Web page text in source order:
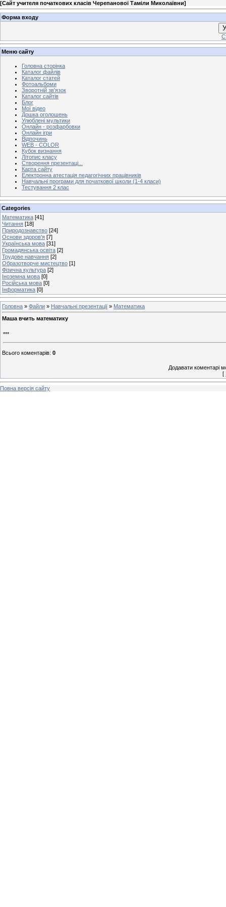
[Сайт учителя початкових класів Черепанової Таміли Миколаївни]
Форма входу
Меню сайту
Головна сторінка
Каталог файлів
Каталог статей
Фотоальбоми
Зворотній зв'язок
Каталог сайтів
Блог
Мої відео
Дошка оголошень
Улюблені мультики
Онлайн - розфарбовки
Онлайн ігри
Відпочинь
WEB - COLOR
Кубок визнання
Літопис класу
Створення презентаці...
Карта сайту
Електронна атестація педагогічних працівників
Навчальні програми для початкової школи (1-4 класи)
Тестування 2 клас
Categories
Математика [41]
Читання [18]
Природознавство [24]
Основи здоров'я [7]
Українська мова [31]
Громадянська освіта [2]
Трудове навчання [2]
Образотворче мистецтво [1]
Фізична культура [2]
Іноземна мова [0]
Російська мова [0]
Інформатика [0]
Головна » Файли » Навчальні презентації » Математика
Маша вчить математику
***
Всього коментарів: 0
Додавати коментарі
[
Повна версія сайту